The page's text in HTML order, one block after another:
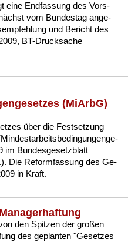
ei­ne End­fas­sung des Vors­
vom Bun­des­tag an­ge­
und Be­richt des
BT-Druck­sa­che
(MiArbG)
über die Fest­set­zung
im Bun­des­ge­setz­blatt
). Die Re­form­fas­sung des Ge­
in Kraft.
den Spit­zen der großen
des ge­plan­ten "Ge­set­zes